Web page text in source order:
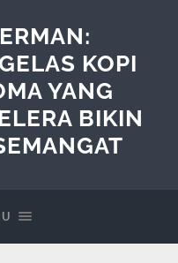
KOPI
YANG
BIKIN